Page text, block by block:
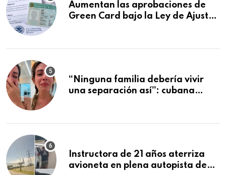
Aumentan las aprobaciones de
Green Card bajo la Ley de Ajuste
“Ninguna familia debería vivir
una separación así”: cubana
Cancún
Instructora de 21 años aterriza
avioneta en plena autopista de